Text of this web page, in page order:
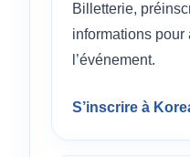
Billetterie,
informations pour
l’événement.
S’inscrire à